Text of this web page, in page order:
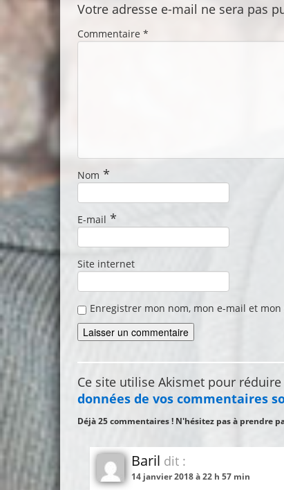
Votre adresse e-mail ne sera pas
Commentaire *
Nom *
E-mail *
Site internet
Enregistrer mon nom, mon e-mail et
Ce site utilise Akismet pour
données de vos commentaires
Déjà 25 commentaires ! N'hésitez pas à prendre
Baril dit :
14 janvier 2018 à 22 h 57 min